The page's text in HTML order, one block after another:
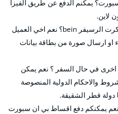
يمكنم الدفع عن طريق الفيزا
لاين.
هل يمكن ان احصل على كرت بدل فاقد في ضياخ كرت الرسيفر bein؟ نعم اخي العميل
ارسال صورة من بطاقة بيانات
اخرى في حال السفر ؟ نعم يمكن
والاحكام الدولية المنصوصة
دولة قطر الشقيقة.
يمكنكم دفع اقساط بي ان سبورت